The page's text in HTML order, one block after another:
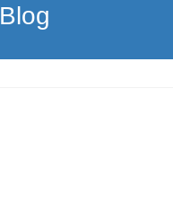
Blog